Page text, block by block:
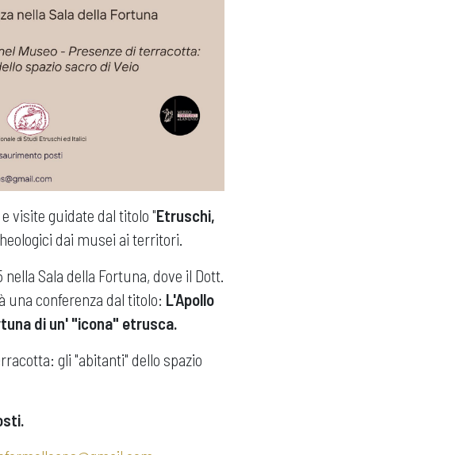
visite guidate dal titolo "Etruschi,
dai musei ai territori.
nella Sala della Fortuna, dove il Dott.
una conferenza dal titolo: L'Apollo
di un' "icona" etrusca.
gli "abitanti" dello spazio